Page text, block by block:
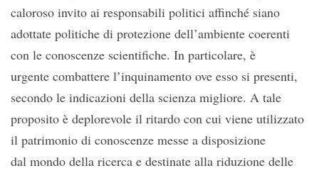
caloroso invito ai responsabili politici affinché siano
adottate politiche di protezione dell’ambiente coerenti
con le conoscenze scientifiche. In particolare, è
urgente combattere l’inquinamento ove esso si presenti,
secondo le indicazioni della scienza migliore. A tale
proposito è deplorevole il ritardo con cui viene utilizzato
il patrimonio di conoscenze messe a disposizione
dal mondo della ricerca e destinate alla riduzione delle